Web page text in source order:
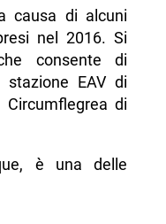
causa di alcuni
nel 2016. Si
consente di
stazione EAV di
Circumflegrea di
è una delle